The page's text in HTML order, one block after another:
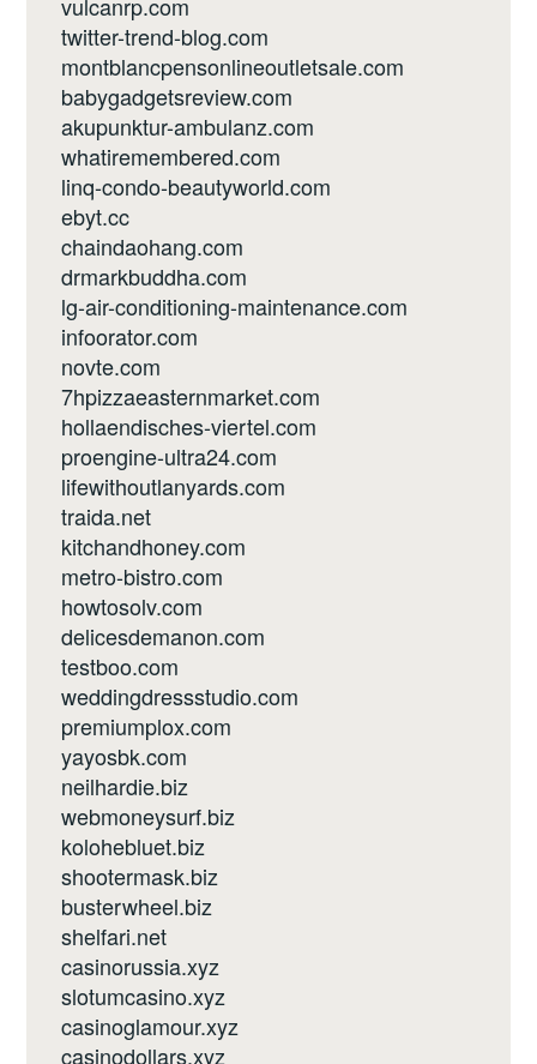
vulcanrp.com
twitter-trend-blog.com
montblancpensonlineoutletsale.com
babygadgetsreview.com
akupunktur-ambulanz.com
whatiremembered.com
linq-condo-beautyworld.com
ebyt.cc
chaindaohang.com
drmarkbuddha.com
lg-air-conditioning-maintenance.com
infoorator.com
novte.com
7hpizzaeasternmarket.com
hollaendisches-viertel.com
proengine-ultra24.com
lifewithoutlanyards.com
traida.net
kitchandhoney.com
metro-bistro.com
howtosolv.com
delicesdemanon.com
testboo.com
weddingdressstudio.com
premiumplox.com
yayosbk.com
neilhardie.biz
webmoneysurf.biz
kolohebluet.biz
shootermask.biz
busterwheel.biz
shelfari.net
casinorussia.xyz
slotumcasino.xyz
casinoglamour.xyz
casinodollars.xyz